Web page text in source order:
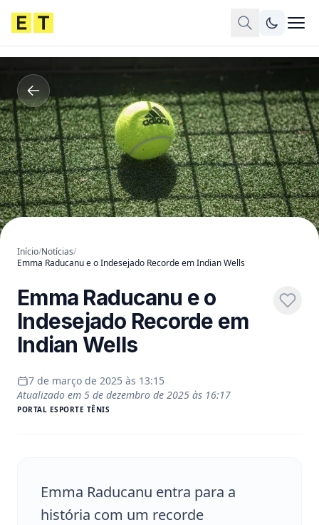
Início/Notícias/
Emma Raducanu e o Indesejado Recorde em Indian Wells
Emma Raducanu e o
Indesejado Recorde em
Indian Wells
7 de março de 2025 às 13:15
Atualizado em 5 de dezembro de 2025 às 16:17
PORTAL ESPORTE TÊNIS
Emma Raducanu entra para a
história com um recorde